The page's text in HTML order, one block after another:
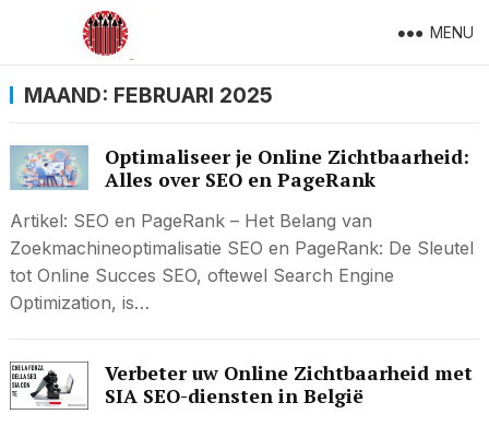
MENU
MAAND: FEBRUARI 2025
Optimaliseer je Online Zichtbaarheid:
Alles over SEO en PageRank
Artikel: SEO en PageRank – Het Belang van
Zoekmachineoptimalisatie SEO en PageRank: De Sleutel
tot Online Succes SEO, oftewel Search Engine
Optimization, is…
Verbeter uw Online Zichtbaarheid met
SIA SEO-diensten in België